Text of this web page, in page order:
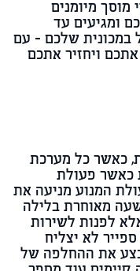
מוסך מיומנים
ומגיעים עד
במכונית שלכם – עם
ויחזיר אתכם
כאשר כל מערכת
כאשר פעולת
המנוע מניעה את
מאוחרת בלילה
לפנות לשירות
לא יצליח
את ההחלפה של